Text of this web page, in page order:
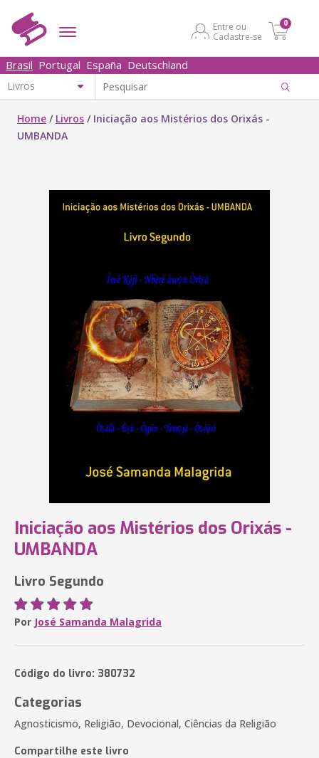
Entre ou
Cadastre-se
0
Brasil Portugal España Deutschland
Home / Livros / Iniciação aos Mistérios dos Orixás -
UMBANDA
Iniciação aos Mistérios dos Orixás -
UMBANDA
Livro Segundo
Por José Samanda Malagrida
Código do livro: 380732
Categorias
Agnosticismo, Religião, Devocional, Ciências da Religião
Compartilhe este livro